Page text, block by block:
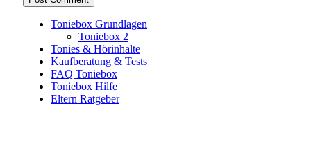
Toniebox Grundlagen
Toniebox 2
Tonies & Hörinhalte
Kaufberatung & Tests
FAQ Toniebox
Toniebox Hilfe
Eltern Ratgeber